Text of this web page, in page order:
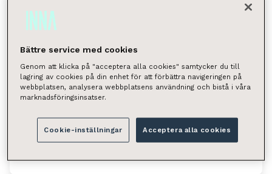
Ratamestarinkatu 7 a, Helsinki
(Pasila)
Ratamestarinkatu 7 a, 00520 Helsinki
Tilan tyyppi
Bättre service med cookies
Genom att klicka på "acceptera alla cookies" samtycker du till
lagring av cookies på din enhet för att förbättra navigeringen på
webbplatsen, analysera webbplatsens användning och bistå i våra
marknadsföringsinsatser.
Cookie-inställningar Acceptera alla cookies